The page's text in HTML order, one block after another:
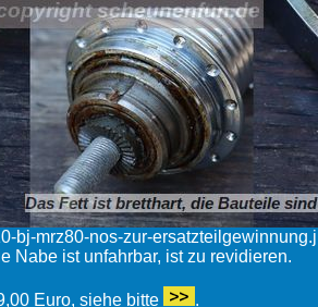
bj-mrz80-nos-zur-
Nabe ist unfahrbar, ist zu revidieren.
Euro, siehe bitte .